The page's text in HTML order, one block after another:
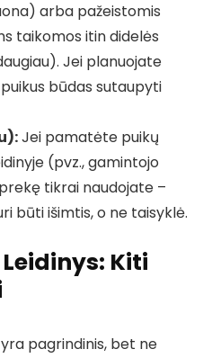
arba pažeistomis
taikomos itin didelės
Jei planuojate
būdas sutaupyti
Jei pamatėte puikų
(pvz., gamintojo
tikrai naudojate –
būti išimtis, o ne taisyklė.
Kiti
pagrindinis, bet ne